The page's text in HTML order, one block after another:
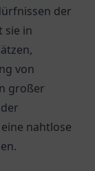
der
sie in
von
großer
nahtlose